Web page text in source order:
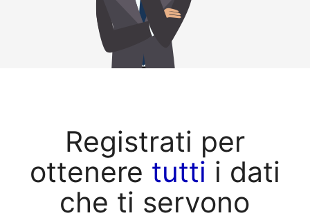
Registrati per
ottenere tutti i dati
che ti servono